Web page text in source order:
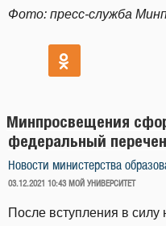
Фото: пресс-служба
Минпросвещения
федеральный
Новости министерства
ОПУБЛИКОВАНО
03.12.2021 10:43 МОЙ УНИВЕРСИТЕТ
После вступления в